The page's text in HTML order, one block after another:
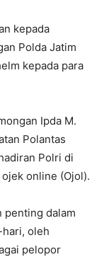
kepada
Polda Jatim
kepada para
Ipda M.
Polantas
Polri di
online (Ojol).
penting dalam
oleh
pelopor